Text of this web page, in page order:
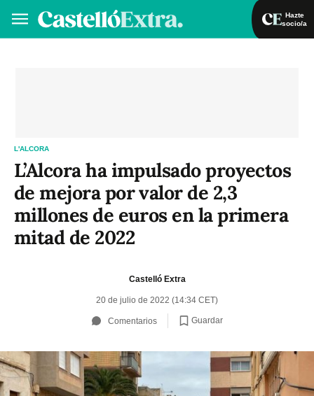
Hazte
socio/a
L'ALCORA
L’Alcora ha impulsado proyectos
de mejora por valor de 2,3
millones de euros en la primera
mitad de 2022
Castelló Extra
20 de julio de 2022 (14:34 CET)
Comentarios Guardar